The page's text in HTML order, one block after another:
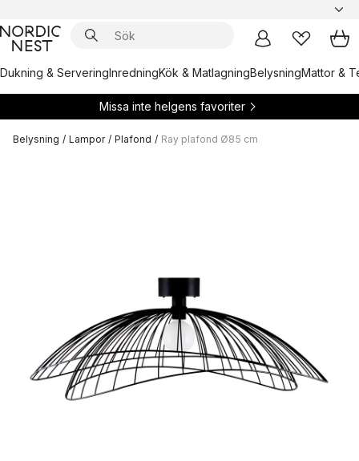
Dukning & ServeringInredningKök & MatlagningBelysningMattor &
Missa inte helgens favoriter
Belysning / Lampor / Plafond / Ray plafond Ø85 cm